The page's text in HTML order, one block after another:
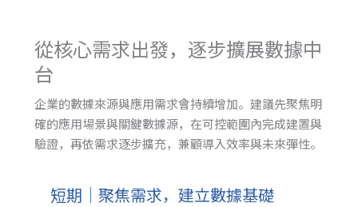
從核心需求出發，逐步擴展數據中
台
企業的數據來源與應用需求會持續增加。建議先聚焦明
確的應用場景與關鍵數據源，在可控範圍內完成建置與
驗證，再依需求逐步擴充，兼顧導入效率與未來彈性。
短期｜聚焦需求，建立數據基礎